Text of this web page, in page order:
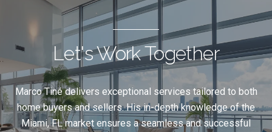
Let's Work Together
Marco Tiné delivers exceptional services tailored to both
home buyers and sellers. His in-depth knowledge of the
Miami, FL market ensures a seamless and successful